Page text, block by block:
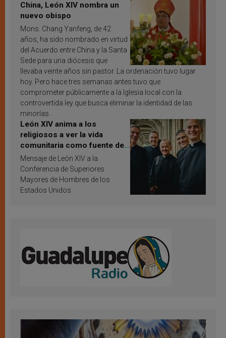
China, León XIV nombra un
nuevo obispo
Mons. Chang Yanfeng, de 42
años, ha sido nombrado en virtud
del Acuerdo entre China y la Santa
Sede para una diócesis que
llevaba veinte años sin pastor. La ordenación tuvo lugar
hoy. Pero hace tres semanas antes tuvo que
comprometer públicamente a la Iglesia local con la
controvertida ley que busca eliminar la identidad de las
minorías.
León XIV anima a los
religiosos a ver la vida
comunitaria como fuente de
inspiración y santificación
Mensaje de León XIV a la
Conferencia de Superiores
Mayores de Hombres de los
Estados Unidos